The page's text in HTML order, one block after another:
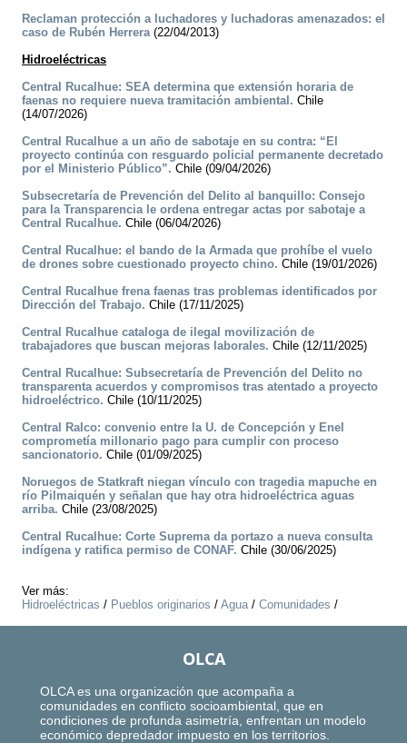
Reclaman protección a luchadores y luchadoras amenazados: el
caso de Rubén Herrera(22/04/2013)
Hidroeléctricas
Central Rucalhue: SEA determina que extensión horaria de
faenas no requiere nueva tramitación ambiental. Chile
(14/07/2026)
Central Rucalhue a un año de sabotaje en su contra: “El
proyecto continúa con resguardo policial permanente decretado
por el Ministerio Público”. Chile (09/04/2026)
Subsecretaría de Prevención del Delito al banquillo: Consejo
para la Transparencia le ordena entregar actas por sabotaje a
Central Rucalhue. Chile (06/04/2026)
Central Rucalhue: el bando de la Armada que prohíbe el vuelo
de drones sobre cuestionado proyecto chino. Chile (19/01/2026)
Central Rucalhue frena faenas tras problemas identificados por
Dirección del Trabajo. Chile (17/11/2025)
Central Rucalhue cataloga de ilegal movilización de
trabajadores que buscan mejoras laborales. Chile (12/11/2025)
Central Rucalhue: Subsecretaría de Prevención del Delito no
transparenta acuerdos y compromisos tras atentado a proyecto
hidroeléctrico. Chile (10/11/2025)
Central Ralco: convenio entre la U. de Concepción y Enel
comprometía millonario pago para cumplir con proceso
sancionatorio. Chile (01/09/2025)
Noruegos de Statkraft niegan vínculo con tragedia mapuche en
río Pilmaiquén y señalan que hay otra hidroeléctrica aguas
arriba. Chile (23/08/2025)
Central Rucalhue: Corte Suprema da portazo a nueva consulta
indígena y ratifica permiso de CONAF. Chile (30/06/2025)
Ver más:
Hidroeléctricas / Pueblos originarios / Agua/ Comunidades /
OLCA
OLCA es una organización que acompaña a
comunidades en conflicto socioambiental, que en
condiciones de profunda asimetría, enfrentan un modelo
económico depredador impuesto en los territorios.